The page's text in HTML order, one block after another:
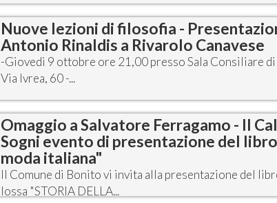
Nuove lezioni di filosofia -
Antonio Rinaldis a Rivarolo Canavese
-Giovedì 9 ottobre ore 21,00 presso Sala Consiliare di
Via Ivrea, 60 -...
Omaggio a Salvatore Ferragamo - Il
Sogni evento di presentazione del
moda italiana"
Il Comune di Bonito vi invita alla presentazione del
Iossa "STORIA DELLA...